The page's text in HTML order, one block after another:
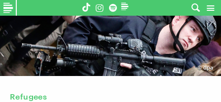
©dpa
Refugees